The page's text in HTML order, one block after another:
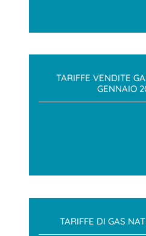
TARIFFE VENDITE
GENNAIO
TARIFFE DI GAS